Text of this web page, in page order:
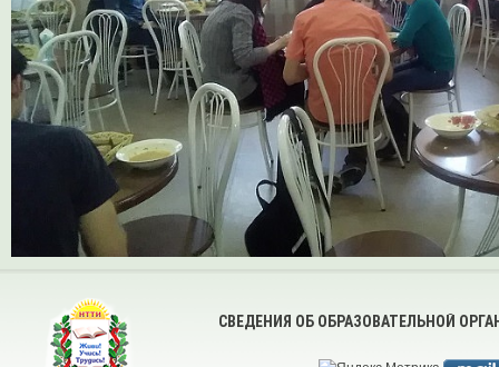
СВЕДЕНИЯ ОБ ОБРАЗОВАТЕЛЬНОЙ